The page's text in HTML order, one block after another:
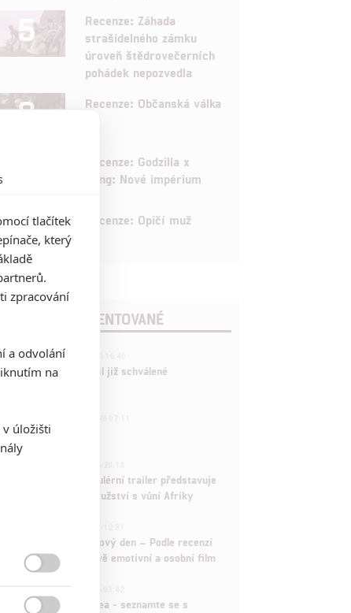
5
Recenze: Záhada
strašidelného zámku
úroveň štědrovečerních
pohádek nepozvedla
8 Recenze: Občanská válka
Recenze: Godzilla x
Kong: Nové impérium
8 Recenze: Opičí muž
POSLEDNÍ KOMENTOVANÉ
3ČLÁNEK | 01.08.2026 16:40
nečekaně zrušil již schválené
彈專家
Děti krve a kostí: Regulérní trailer představuje
akční fantasy dobrodružství s vůní Afriky
Spider-Man: Zbrusu nový den – Podle recenzí
máme čekat překvapivě emotivní a osobní film
Velké preview: Odyssea - seznamte se s
tlačítek
který
zpracování
a odvolání
na
v úložišti